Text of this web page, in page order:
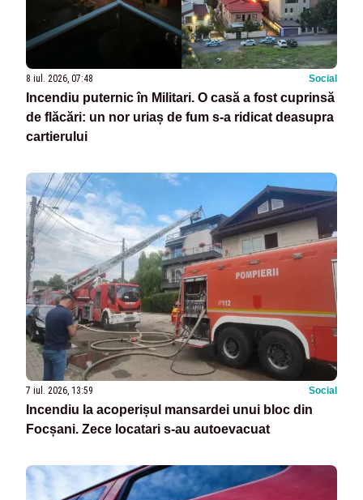
8 iul. 2026, 07:48 Social
Incendiu puternic în Militari. O casă a fost cuprinsă
de flăcări: un nor uriaș de fum s-a ridicat deasupra
cartierului
7 iul. 2026, 13:59 Social
Incendiu la acoperișul mansardei unui bloc din
Focșani. Zece locatari s-au autoevacuat